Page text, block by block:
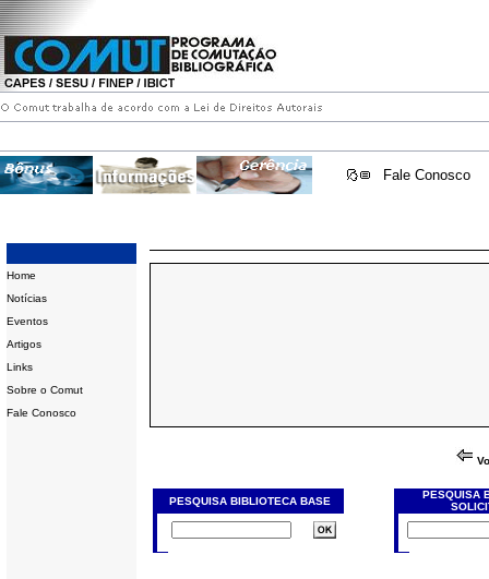
Fale Conosco
Home
Notícias
Eventos
Artigos
Links
Sobre o Comut
Fale Conosco
PESQUISA BIBLIOTECA BASE
PESQUISA